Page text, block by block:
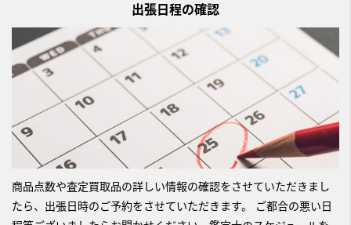
出張日程の確認
商品点数や査定買取品の詳しい情報の確認をさせていただきまし
たら、出張日時のご予約をさせていただきます。 ご都合の悪い日